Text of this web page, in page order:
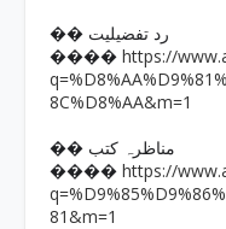
�� رد تفضیلیت
���� https://
8C%D8%AA&m=1
�� مناظرہ کتب
���� https://
81&m=1